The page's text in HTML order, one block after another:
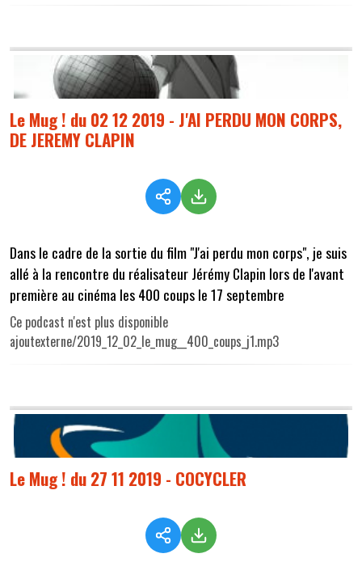
Le Mug ! du 02 12 2019 - J'AI PERDU MON CORPS,
DE JEREMY CLAPIN
Dans le cadre de la sortie du film "J'ai perdu mon corps", je suis
allé à la rencontre du réalisateur Jérémy Clapin lors de l'avant
première au cinéma les 400 coups le 17 septembre
Ce podcast n'est plus disponible
ajoutexterne/2019_12_02_le_mug__400_coups_j1.mp3
Le Mug ! du 27 11 2019 - COCYCLER